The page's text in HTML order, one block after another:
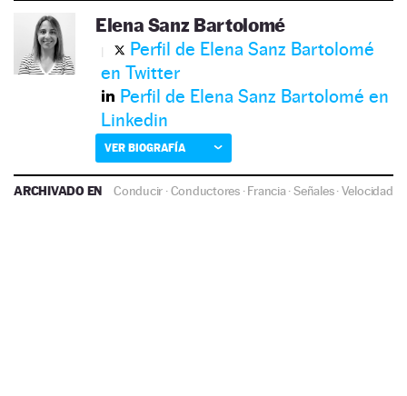
Elena Sanz Bartolomé
Perfil de Elena Sanz Bartolomé
en Twitter
Perfil de Elena Sanz Bartolomé en
Linkedin
VER BIOGRAFÍA
ARCHIVADO EN Conducir ·Conductores·Francia·Señales·Velocidad